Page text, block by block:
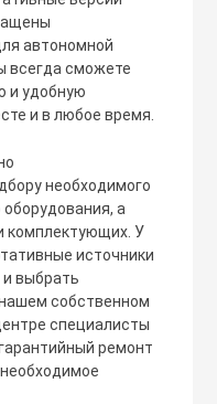
автономной
всегда сможете
и удобную
и в любое время.
необходимого
а
комплектующих. У
источники
выбрать
собственном
специалисты
ремонт